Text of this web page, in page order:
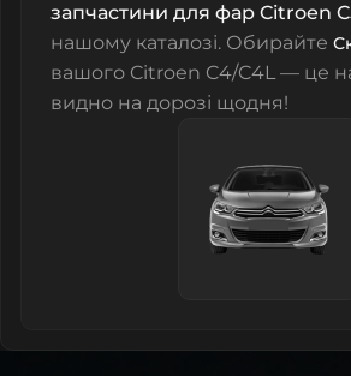
запчастини для фар Citroen
нашому каталозі. Обирайте
вашого Citroen C4/C4L — це
видно на дорозі щодня!